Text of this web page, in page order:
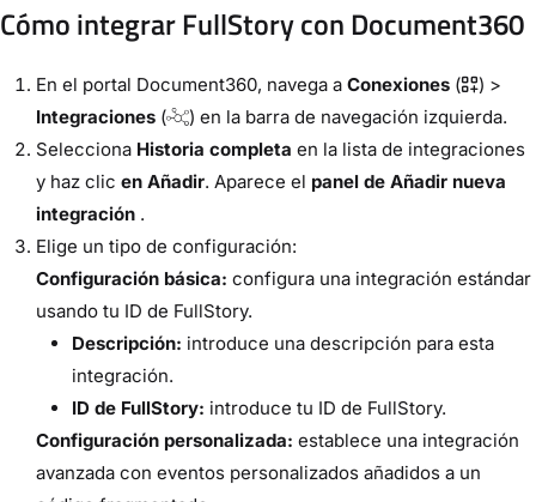
Cómo integrar FullStory con Document360
En el portal Document360, navega a Conexiones (
) >
Integraciones (
) en la barra de navegación izquierda.
Selecciona Historia completa en la lista de integraciones
y haz clic en Añadir. Aparece el panel de Añadir nueva
integración .
Elige un tipo de configuración:
Configuración básica: configura una integración estándar
usando tu ID de FullStory.
Descripción: introduce una descripción para esta
integración.
ID de FullStory: introduce tu ID de FullStory.
Configuración personalizada: establece una integración
avanzada con eventos personalizados añadidos a un